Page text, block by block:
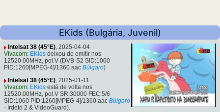
EKids (Bulgária, Juvenil)
Intelsat 38 (45°E), 2025-04-04
Vivacom: EKids deixou de emitir nos
12520.00MHz, pol.V (DVB-S2 SID:1060
PID:1260[MPEG-4]/1360 aac Búlgaro)
Intelsat 38 (45°E), 2025-01-11
Vivacom: EKids está de volta nos
12520.00MHz, pol.V SR:30000 FEC:5/6
SID:1060 PID:1260[MPEG-4]/1360 aac Búlgaro
- Irdeto 2 & VideoGuard).